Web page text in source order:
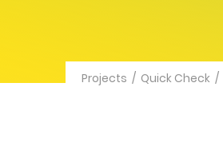
Projects / Quick Check /